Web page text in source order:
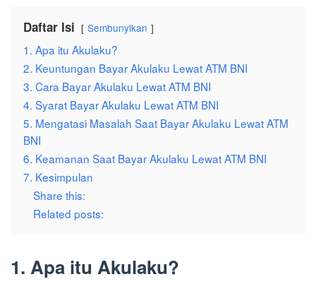
Daftar Isi Sembunyikan
1. Apa itu Akulaku?
2. Keuntungan Bayar Akulaku Lewat ATM BNI
3. Cara Bayar Akulaku Lewat ATM BNI
4. Syarat Bayar Akulaku Lewat ATM BNI
5. Mengatasi Masalah Saat Bayar Akulaku Lewat ATM
BNI
6. Keamanan Saat Bayar Akulaku Lewat ATM BNI
7. Kesimpulan
Share this:
Related posts:
1. Apa itu Akulaku?